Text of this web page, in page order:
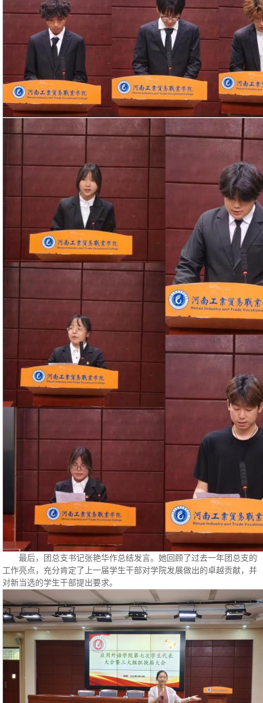
最后，团总支书记张艳华作总结发言。她回顾了过去一年团总支的
工作亮点，充分肯定了上一届学生干部对学院发展做出的卓越贡献，并
对新当选的学生干部提出要求。